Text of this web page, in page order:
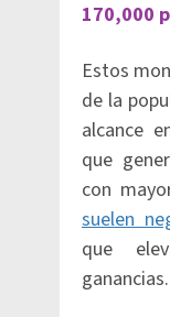
170,000
Estos
de la
alcance
que
con
suelen
que
ganancias.